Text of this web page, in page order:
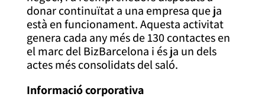
donar continuïtat a una empresa que ja
està en funcionament. Aquesta activitat
genera cada any més de 130 contactes en
el marc del BizBarcelona i és ja un dels
actes més consolidats del saló.
Informació corporativa